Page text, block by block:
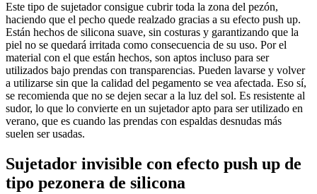
Este tipo de sujetador consigue cubrir toda la zona del pezón,
haciendo que el pecho quede realzado gracias a su efecto push up.
Están hechos de silicona suave, sin costuras y garantizando que la
piel no se quedará irritada como consecuencia de su uso. Por el
material con el que están hechos, son aptos incluso para ser
utilizados bajo prendas con transparencias. Pueden lavarse y volver
a utilizarse sin que la calidad del pegamento se vea afectada. Eso sí,
se recomienda que no se dejen secar a la luz del sol. Es resistente al
sudor, lo que lo convierte en un sujetador apto para ser utilizado en
verano, que es cuando las prendas con espaldas desnudas más
suelen ser usadas.
Sujetador invisible con efecto push up de
tipo pezonera de silicona